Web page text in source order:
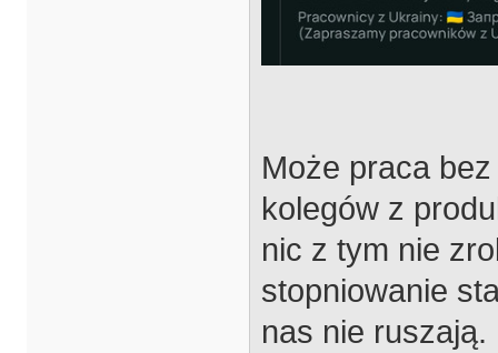
Może praca
kolegów z
nic z tym nie
stopniowanie
nas nie ruszają.